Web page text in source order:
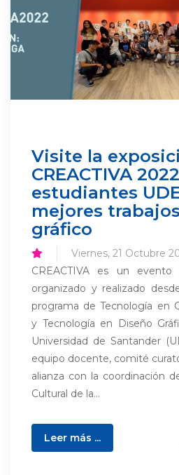
Visite la
CREACTIVA
estudiantes
mejores
gráfico
Viernes, 21 Octubre
CREACTIVA es un evento
organizado y realizado
programa de Tecnología en
y Tecnología en Diseño
Universidad de Santander
equipo docente, comité
alianza con la coordinación
Cultural de la...
Leer más ...